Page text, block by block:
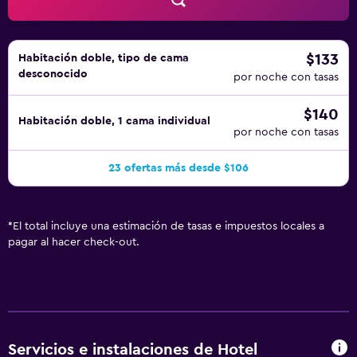
distancia Palacio de Conferencias y a cinco minutos en
una buena comunicación con el transporte público, con
Marrakech Railway Station a unos 20 minutos a pie.
Habitación doble, tipo de cama
desconocido
$133
por noche con tasas
Habitación doble, 1 cama individual $140
por noche con tasas
23 ofertas más desde $106
* El total incluye una estimación de tasas e impuestos locales a
pagar al hacer check-out.
Servicios e instalaciones de Hotel